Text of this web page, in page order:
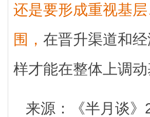
还是要形成重视基
围， 在晋升渠道和
样才能在整体上调
来源：《半月谈